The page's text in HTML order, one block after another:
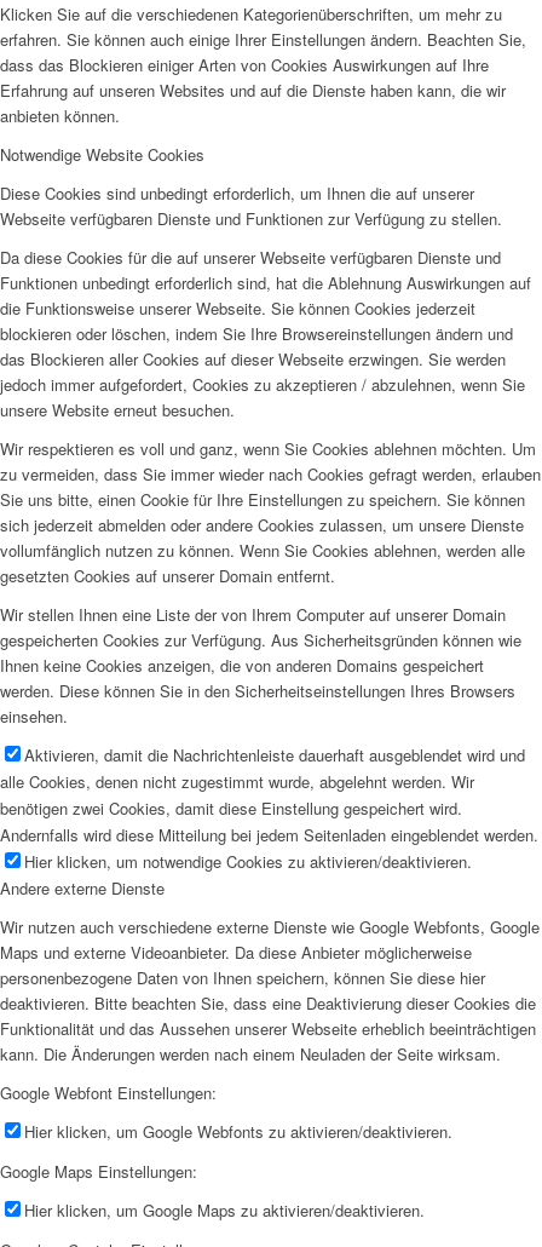
Klicken Sie auf die verschiedenen Kategorienüberschriften, um mehr zu
erfahren. Sie können auch einige Ihrer Einstellungen ändern. Beachten Sie,
dass das Blockieren einiger Arten von Cookies Auswirkungen auf Ihre
Erfahrung auf unseren Websites und auf die Dienste haben kann, die wir
anbieten können.
Notwendige Website Cookies
Diese Cookies sind unbedingt erforderlich, um Ihnen die auf unserer
Webseite verfügbaren Dienste und Funktionen zur Verfügung zu stellen.
Da diese Cookies für die auf unserer Webseite verfügbaren Dienste und
Funktionen unbedingt erforderlich sind, hat die Ablehnung Auswirkungen auf
die Funktionsweise unserer Webseite. Sie können Cookies jederzeit
blockieren oder löschen, indem Sie Ihre Browsereinstellungen ändern und
das Blockieren aller Cookies auf dieser Webseite erzwingen. Sie werden
jedoch immer aufgefordert, Cookies zu akzeptieren / abzulehnen, wenn Sie
unsere Website erneut besuchen.
Wir respektieren es voll und ganz, wenn Sie Cookies ablehnen möchten. Um
zu vermeiden, dass Sie immer wieder nach Cookies gefragt werden, erlauben
Sie uns bitte, einen Cookie für Ihre Einstellungen zu speichern. Sie können
sich jederzeit abmelden oder andere Cookies zulassen, um unsere Dienste
vollumfänglich nutzen zu können. Wenn Sie Cookies ablehnen, werden alle
gesetzten Cookies auf unserer Domain entfernt.
Wir stellen Ihnen eine Liste der von Ihrem Computer auf unserer Domain
gespeicherten Cookies zur Verfügung. Aus Sicherheitsgründen können wie
Ihnen keine Cookies anzeigen, die von anderen Domains gespeichert
werden. Diese können Sie in den Sicherheitseinstellungen Ihres Browsers
einsehen.
Aktivieren, damit die Nachrichtenleiste dauerhaft ausgeblendet wird und
alle Cookies, denen nicht zugestimmt wurde, abgelehnt werden. Wir
benötigen zwei Cookies, damit diese Einstellung gespeichert wird.
Andernfalls wird diese Mitteilung bei jedem Seitenladen eingeblendet werden.
Hier klicken, um notwendige Cookies zu aktivieren/deaktivieren.
Andere externe Dienste
Wir nutzen auch verschiedene externe Dienste wie Google Webfonts, Google
Maps und externe Videoanbieter. Da diese Anbieter möglicherweise
personenbezogene Daten von Ihnen speichern, können Sie diese hier
deaktivieren. Bitte beachten Sie, dass eine Deaktivierung dieser Cookies die
Funktionalität und das Aussehen unserer Webseite erheblich beeinträchtigen
kann. Die Änderungen werden nach einem Neuladen der Seite wirksam.
Google Webfont Einstellungen:
Hier klicken, um Google Webfonts zu aktivieren/deaktivieren.
Google Maps Einstellungen:
Hier klicken, um Google Maps zu aktivieren/deaktivieren.